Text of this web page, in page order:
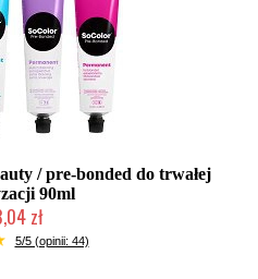
/ pre-bonded do trwałej
90ml
zł
w 24h)
5/5 (opinii: 44)